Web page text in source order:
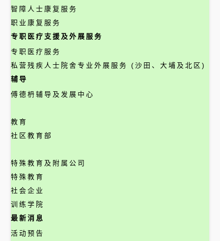
智障人士康复服务
职业康复服务
专职医疗支援及外展服务
专职医疗服务
私营残疾人士院舍专业外展服务 (沙田、大埔及北区)
辅导
傅德枬辅导及发展中心
教育
社区教育部
特殊教育及附属公司
特殊教育
社会企业
训练学院
最新消息
活动预告